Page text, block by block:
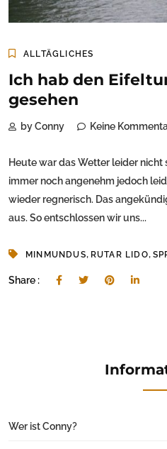
ALLTÄGLICHES
Ich hab den
gesehen
by Conny Keine
Heute war das Wetter leider
immer noch angenehm jedoch
wieder regnerisch. Das
aus. So entschlossen wir uns...
MINMUNDUS, RUTAR LIDO,
Share :
Wer ist Conny?